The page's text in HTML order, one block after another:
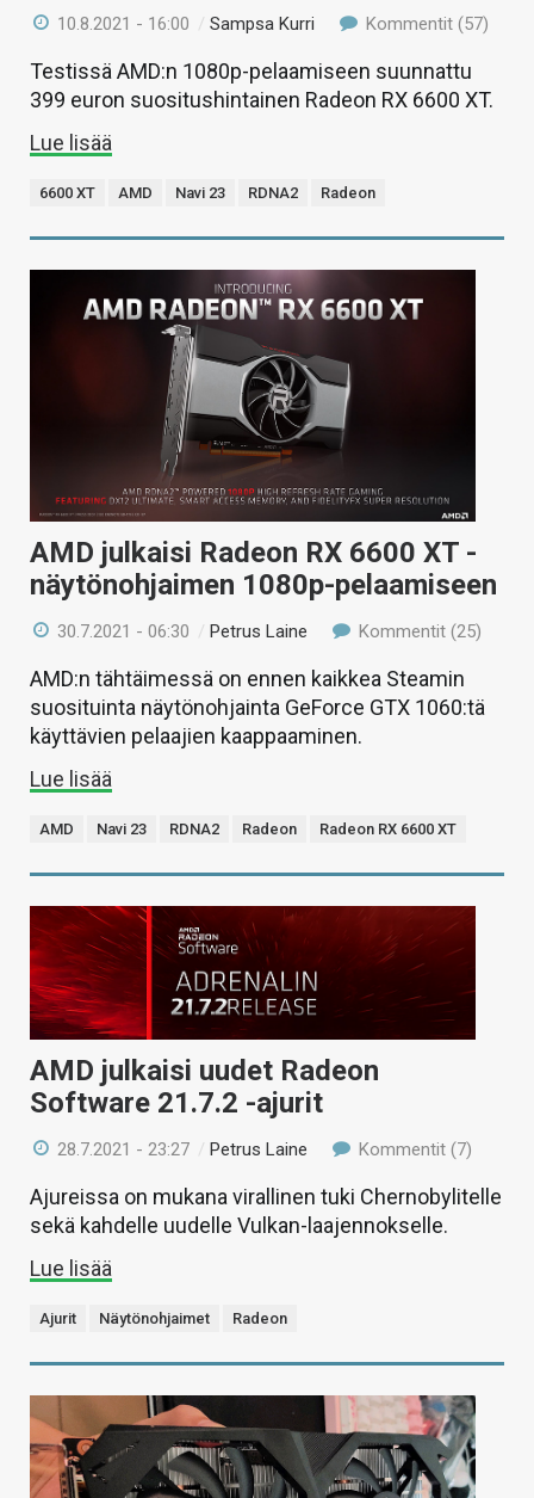
10.8.2021 - 16:00 /Sampsa Kurri Kommentit (57)
Testissä AMD:n 1080p-pelaamiseen suunnattu
399 euron suositushintainen Radeon RX 6600 XT.
Lue lisää
6600 XT AMD Navi 23 RDNA2 Radeon
AMD julkaisi Radeon RX 6600 XT -
näytönohjaimen 1080p-pelaamiseen
30.7.2021 - 06:30 /Petrus Laine Kommentit (25)
AMD:n tähtäimessä on ennen kaikkea Steamin
suosituinta näytönohjainta GeForce GTX 1060:tä
käyttävien pelaajien kaappaaminen.
Lue lisää
AMD Navi 23 RDNA2 Radeon Radeon RX 6600 XT
AMD julkaisi uudet Radeon
Software 21.7.2 -ajurit
28.7.2021 - 23:27 /Petrus Laine Kommentit (7)
Ajureissa on mukana virallinen tuki Chernobylitelle
sekä kahdelle uudelle Vulkan-laajennokselle.
Lue lisää
Ajurit Näytönohjaimet Radeon